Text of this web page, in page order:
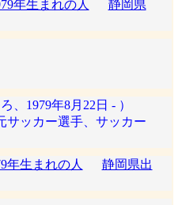
年生まれの人
静岡県
、1979年8月22日 - ）
サッカー選手、サッカー
年生まれの人
静岡県出